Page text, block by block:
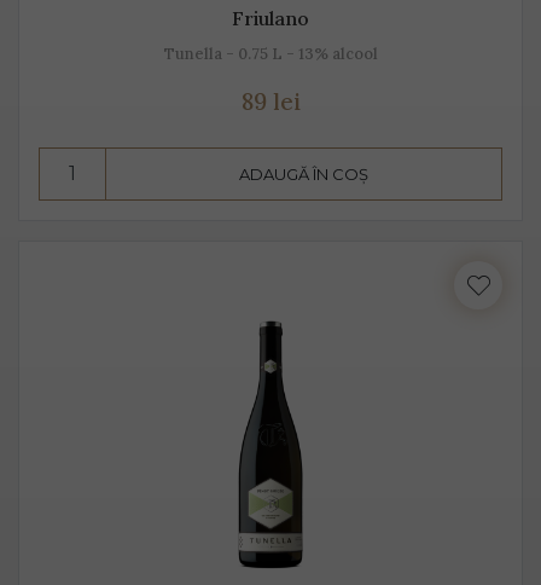
Friulano
Tunella - 0.75 L - 13% alcool
89 lei
ADAUGĂ ÎN COȘ